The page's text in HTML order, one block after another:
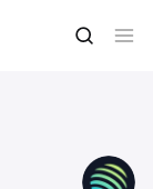
Comprar JUP
JUP